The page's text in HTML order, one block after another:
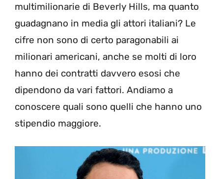
multimilionarie di Beverly Hills, ma quanto
guadagnano in media gli attori italiani? Le
cifre non sono di certo paragonabili ai
milionari americani, anche se molti di loro
hanno dei contratti davvero esosi che
dipendono da vari fattori. Andiamo a
conoscere quali sono quelli che hanno uno
stipendio maggiore.